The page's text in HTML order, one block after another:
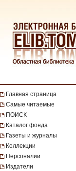
Главная страница
Самые читаемые
ПОИСК
Каталог фонда
Газеты и журналы
Коллекции
Персоналии
Издатели